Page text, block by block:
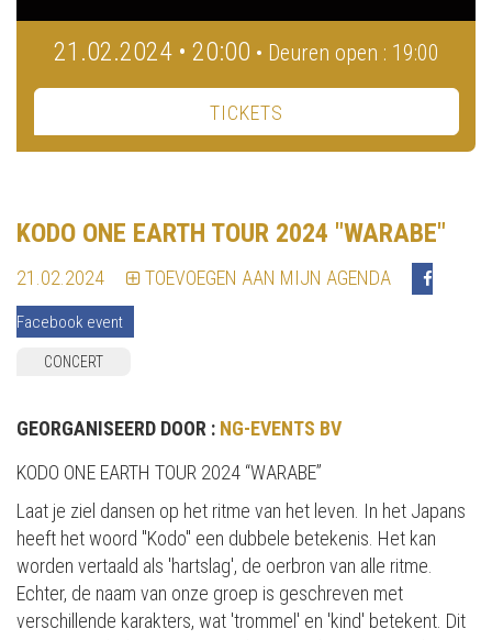
21.02.2024 • 20:00 • Deuren open : 19:00
TICKETS
KODO ONE EARTH TOUR 2024 "WARABE"
21.02.2024 TOEVOEGEN AAN MIJN AGENDA
Facebook event
CONCERT
GEORGANISEERD DOOR : NG-EVENTS BV
KODO ONE EARTH TOUR 2024 “WARABE”
Laat je ziel dansen op het ritme van het leven. In het Japans
heeft het woord "Kodo" een dubbele betekenis. Het kan
worden vertaald als 'hartslag', de oerbron van alle ritme.
Echter, de naam van onze groep is geschreven met
verschillende karakters, wat 'trommel' en 'kind' betekent. Dit